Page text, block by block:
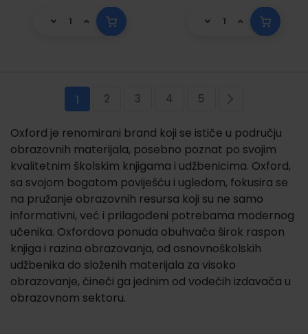
Stranica
Trenutno pregledavate stranicu
1 Stranica
2 Stranica
3 Stranica
4 Stranica
5
Oxford je renomirani brand koji se ističe u području
obrazovnih materijala, posebno poznat po svojim
kvalitetnim školskim knjigama i udžbenicima. Oxford,
sa svojom bogatom poviješću i ugledom, fokusira se
na pružanje obrazovnih resursa koji su ne samo
informativni, već i prilagođeni potrebama modernog
učenika. Oxfordova ponuda obuhvaća širok raspon
knjiga i razina obrazovanja, od osnovnoškolskih
udžbenika do složenih materijala za visoko
obrazovanje, čineći ga jednim od vodećih izdavača u
obrazovnom sektoru.